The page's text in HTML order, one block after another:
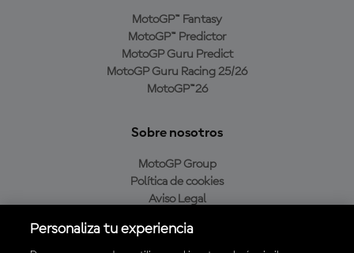
MotoGP™ Fantasy
MotoGP™ Predictor
MotoGP Guru Predict
MotoGP Guru Racing 25/26
MotoGP™26
Sobre nosotros
MotoGP Group
Política de cookies
Aviso Legal
Política de compra
Personaliza tu experiencia